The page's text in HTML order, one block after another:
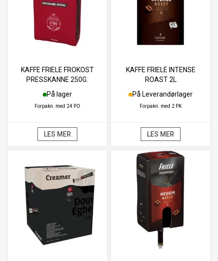
KAFFE FRIELE FROKOST
PRESSKANNE 250G.
På lager
Forpakn. med 24 PO
LES MER
KAFFE FRIELE INTENSE
ROAST 2L
På Leverandørlager
Forpakn. med 2 PK
LES MER